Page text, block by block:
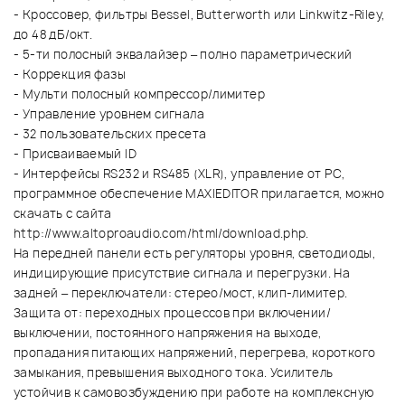
- Кроссовер, фильтры Bessel, Butterworth или Linkwitz-Riley,
до 48 дБ/окт.
- 5-ти полосный эквалайзер – полно параметрический
- Коррекция фазы
- Мульти полосный компрессор/лимитер
- Управление уровнем сигнала
- 32 пользовательских пресета
- Присваиваемый ID
- Интерфейсы RS232 и RS485 (XLR), управление от PC,
программное обеспечение MAXIEDITOR прилагается, можно
скачать с сайта
http://www.altoproaudio.com/html/download.php.
На передней панели есть регуляторы уровня, светодиоды,
индицирующие присутствие сигнала и перегрузки. На
задней – переключатели: стерео/мост, клип-лимитер.
Защита от: переходных процессов при включении/
выключении, постоянного напряжения на выходе,
пропадания питающих напряжений, перегрева, короткого
замыкания, превышения выходного тока. Усилитель
устойчив к самовозбуждению при работе на комплексную